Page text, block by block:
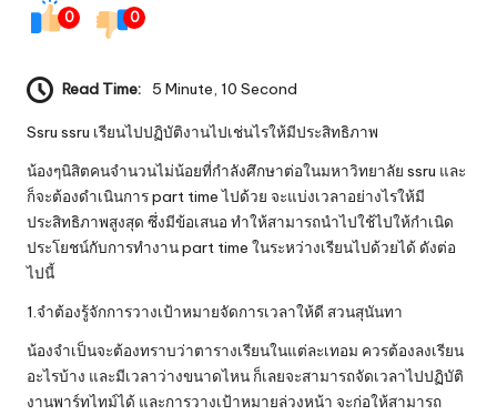
0 0
Read Time: 5 Minute, 10 Second
Ssru ssru เรียนไปปฏิบัติงานไปเช่นไรให้มีประสิทธิภาพ
น้องๆนิสิตคนจำนวนไม่น้อยที่กำลังศึกษาต่อในมหาวิทยาลัย ssru และ
ก็จะต้องดำเนินการ part time ไปด้วย จะแบ่งเวลาอย่างไรให้มี
ประสิทธิภาพสูงสุด ซึ่งมีข้อเสนอ ทำให้สามารถนำไปใช้ไปให้กำเนิด
ประโยชน์กับการทำงาน part time ในระหว่างเรียนไปด้วยได้ ดังต่อ
ไปนี้
1.จำต้องรู้จักการวางเป้าหมายจัดการเวลาให้ดี สวนสุนันทา
น้องจำเป็นจะต้องทราบว่าตารางเรียนในแต่ละเทอม ควรต้องลงเรียน
อะไรบ้าง และมีเวลาว่างขนาดไหน ก็เลยจะสามารถจัดเวลาไปปฏิบัติ
งานพาร์ทไทม์ได้ และการวางเป้าหมายล่วงหน้า จะก่อให้สามารถ